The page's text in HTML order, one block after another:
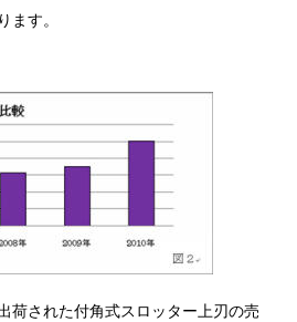
ます。
荷された付角式スロッター上刃の売